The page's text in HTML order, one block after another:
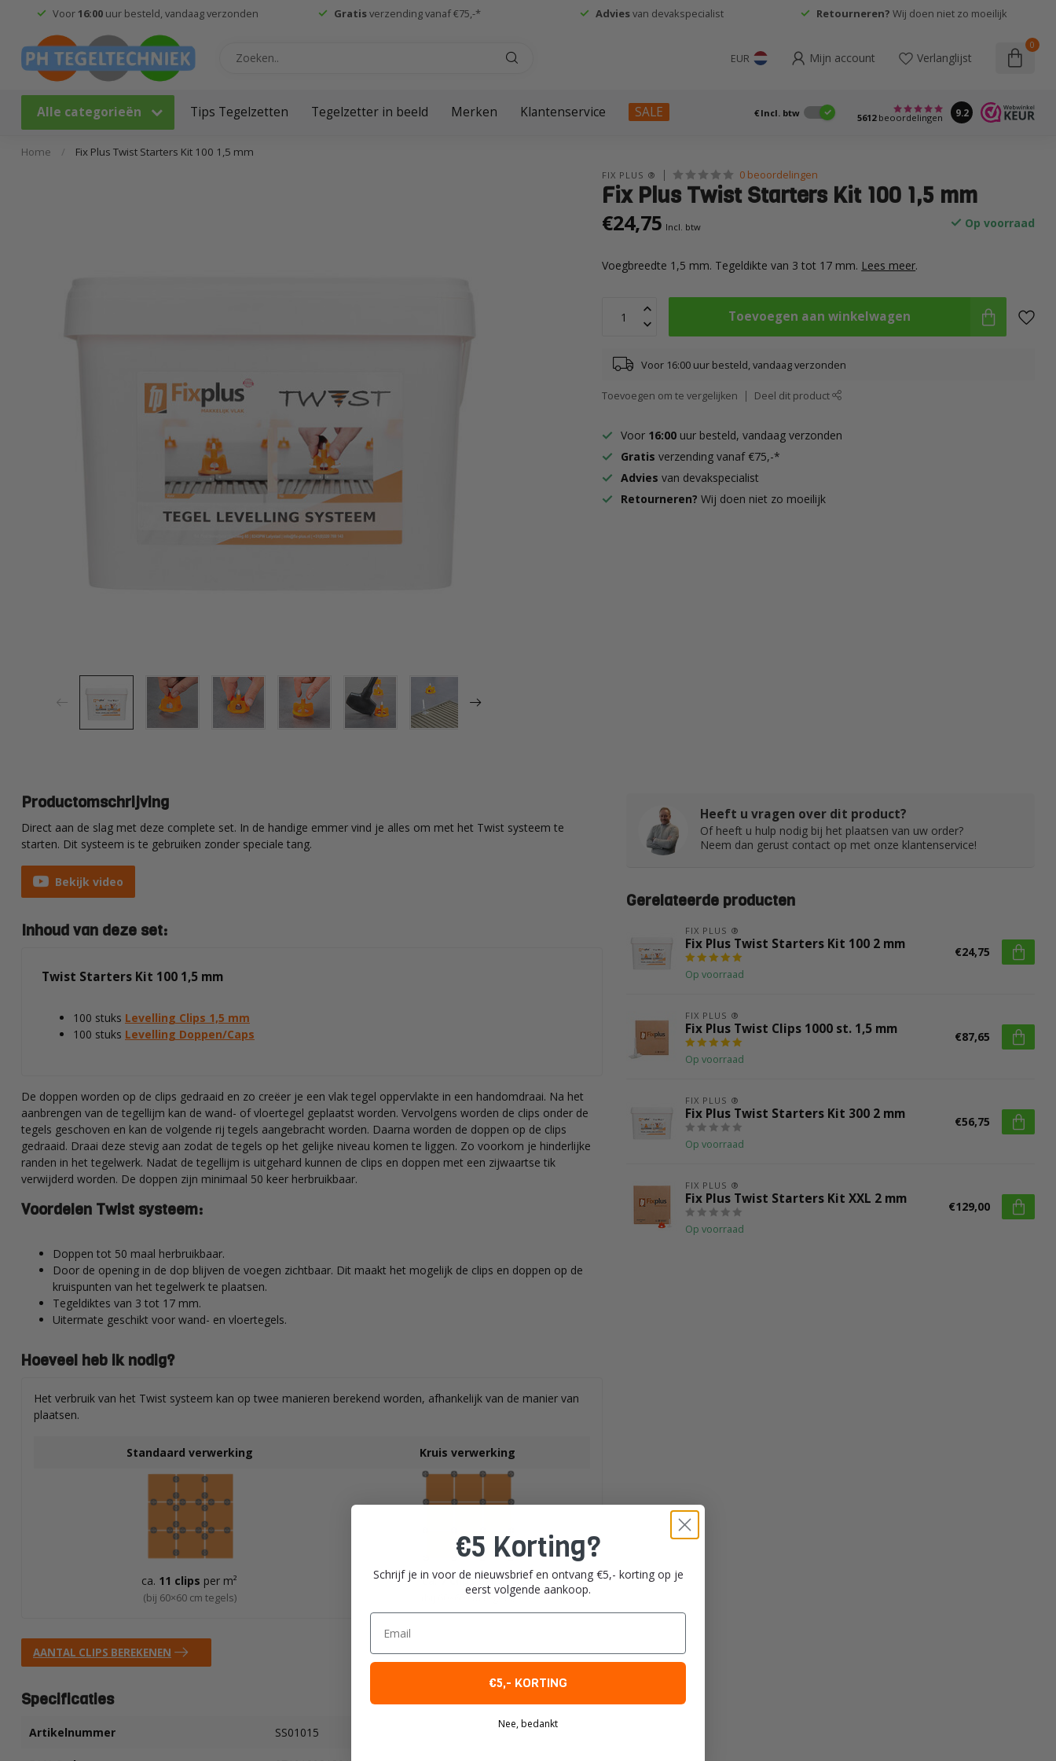
Voor16:00uur besteld, vandaag verzonden Gratisverzending vanaf €75,-* Adviesvan devakspecialist Retourneren? Wij doen niet zo moeilijk
EUR Mijn account Verlanglijst
0
Alle categorieën Tips Tegelzetten Tegelzetter in beeld Merken Klantenservice SALE € Incl. btw 5612beoordelingen 9.2
Home / Fix Plus Twist Starters Kit 100 1,5 mm
FIX PLUS ® 0 beoordelingen
Fix Plus Twist Starters Kit 100 1,5 mm
€24,75 Incl. btw Op voorraad
Voegbreedte 1,5 mm. Tegeldikte van 3 tot 17 mm. Lees meer.
Toevoegen aan winkelwagen
Voor 16:00 uur besteld, vandaag verzonden
Toevoegen om te vergelijken Deel dit product
Voor 16:00 uur besteld, vandaag verzonden
Gratis verzending vanaf €75,-*
Advies van devakspecialist
Retourneren?Wij doen niet zo moeilijk
Productomschrijving
Direct aan de slag met deze complete set. In de handige emmer vind je alles om met het Twist systeem te
starten. Dit systeem is te gebruiken zonder speciale tang.
Bekijk video
Inhoud van deze set:
Twist Starters Kit 100 1,5 mm
100 stuks Levelling Clips 1,5 mm
100 stuks Levelling Doppen/Caps
De doppen worden op de clips gedraaid en zo creëer je een vlak tegel oppervlakte in een handomdraai. Na het
aanbrengen van de tegellijm kan de wand- of vloertegel geplaatst worden. Vervolgens worden de clips onder de
tegels geschoven en kan de volgende rij tegels aangebracht worden. Daarna worden de doppen op de clips
gedraaid. Draai deze stevig aan zodat de tegels op het gelijke niveau komen te liggen. Zo voorkom je hinderlijke
randen in het tegelwerk. Nadat de tegellijm is uitgehard kunnen de clips en doppen met een zijwaartse tik
verwijderd worden. De doppen zijn minimaal 50 keer herbruikbaar.
Voordelen Twist systeem:
Doppen tot 50 maal herbruikbaar.
Door de opening in de dop blijven de voegen zichtbaar. Dit maakt het mogelijk de clips en doppen op de
kruispunten van het tegelwerk te plaatsen.
Tegeldiktes van 3 tot 17 mm.
Uitermate geschikt voor wand- en vloertegels.
Hoeveel heb ik nodig?
Het verbruik van het Twist systeem kan op twee manieren berekend worden, afhankelijk van de manier van
plaatsen.
Standaard verwerking Kruis verwerking
ca. 11 clips per m²
(bij 60×60 cm tegels)
ca.7 clipsper m²
(bij 60×60 cm tegels)
AANTAL CLIPS BEREKENEN
Specificaties
Artikelnummer SS01015
Heeft u vragen over dit product?
Of heeft u hulp nodig bij het plaatsen van uw order?
Neem dan gerust contact op met onze klantenservice!
Gerelateerde producten
FIX PLUS ®
Fix Plus Twist Starters Kit 100 2 mm
Op voorraad
€24,75
FIX PLUS ®
Fix Plus Twist Clips 1000 st. 1,5 mm
Op voorraad
€87,65
FIX PLUS ®
Fix Plus Twist Starters Kit 300 2 mm
Op voorraad
€56,75
FIX PLUS ®
Fix Plus Twist Starters Kit XXL 2 mm
Op voorraad
€129,00
€5 Korting?
Schrijf je in voor de nieuwsbrief en ontvang €5,- korting op je
eerst volgende aankoop.
Email
€5,- KORTING
Nee, bedankt